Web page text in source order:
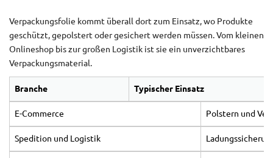
Verpackungsfolie kommt überall dort zum Einsatz, wo Produkte
geschützt, gepolstert oder gesichert werden müssen. Vom kleinen
Onlineshop bis zur großen Logistik ist sie ein unverzichtbares
Verpackungsmaterial.
Branche Typischer Einsatz
E-Commerce Polstern und
Spedition und Logistik